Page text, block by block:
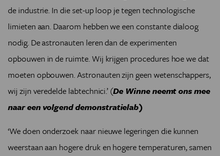
de industrie. In die set-up loop je tegen technologische
limieten aan. Daarom hebben we een constante dialoog
nodig. De astronauten leren dan de experimenten
opbouwen in de ruimte. Wij krijgen procedures hoe we dat
moeten opbouwen. Astronauten zijn geen wetenschappers,
wij zijn veredelde labtechnici.’ (De Winne neemt ons mee
naar een volgend demonstratielab)
‘We doen onderzoek naar nieuwe legeringen die kunnen
weerstaan aan hogere druk en hogere temperaturen, samen